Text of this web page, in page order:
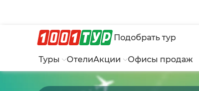
Подобрать тур
Туры ОтелиАкции Офисы продаж